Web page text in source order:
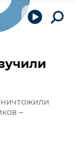
–